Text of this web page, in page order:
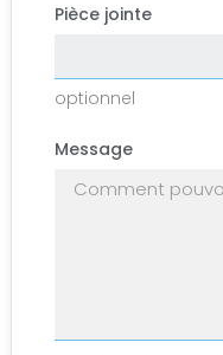
Pièce jointe
optionnel
Message